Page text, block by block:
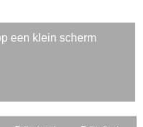
een klein scherm